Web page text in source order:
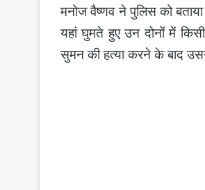
मनोज वैष्णव ने पुलिस को
यहां घुमते हुए उन दोनों में
सुमन की हत्या करने के बाद उसने